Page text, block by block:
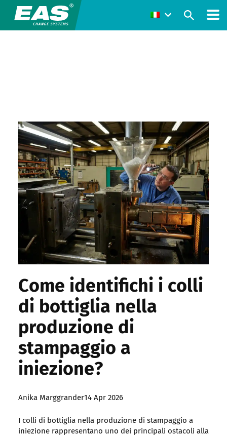
Come identifichi i colli
di bottiglia nella
produzione di
stampaggio a
iniezione?
Posted
Anika Marggrander14 Apr 2026
I colli di bottiglia nella produzione di stampaggio a
iniezione rappresentano uno dei principali ostacoli alla